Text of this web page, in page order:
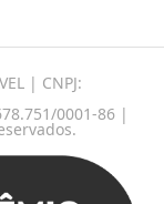
| CNPJ:
0001-86 |